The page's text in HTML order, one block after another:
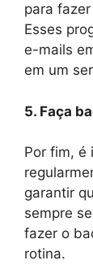
para
Esses
e-mails
em um
5. Faça
Por fim, é
garantir
sempre
fazer o
rotina.